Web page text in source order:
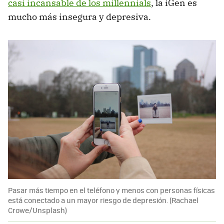
casi incansable de los millennials, la iGen es
mucho más insegura y depresiva.
Pasar más tiempo en el teléfono y menos con personas físicas
está conectado a un mayor riesgo de depresión. (Rachael
Crowe/Unsplash)